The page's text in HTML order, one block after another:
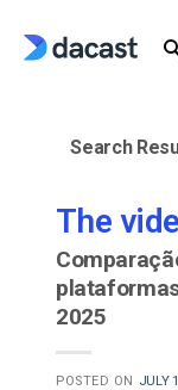
Search
The
2025
POSTED ON JULY